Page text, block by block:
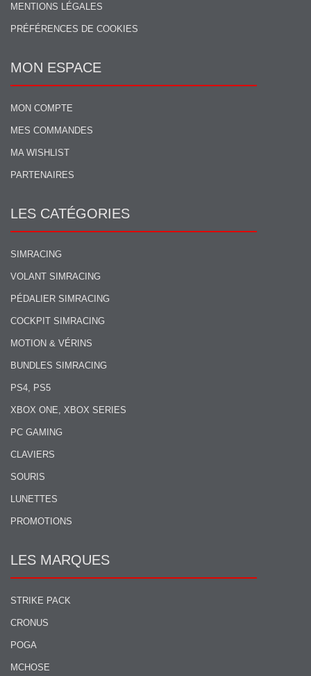
MENTIONS LÉGALES
PRÉFÉRENCES DE COOKIES
MON ESPACE
MON COMPTE
MES COMMANDES
MA WISHLIST
PARTENAIRES
LES CATÉGORIES
SIMRACING
VOLANT SIMRACING
PÉDALIER SIMRACING
COCKPIT SIMRACING
MOTION & VÉRINS
BUNDLES SIMRACING
PS4, PS5
XBOX ONE, XBOX SERIES
PC GAMING
CLAVIERS
SOURIS
LUNETTES
PROMOTIONS
LES MARQUES
STRIKE PACK
CRONUS
POGA
MCHOSE